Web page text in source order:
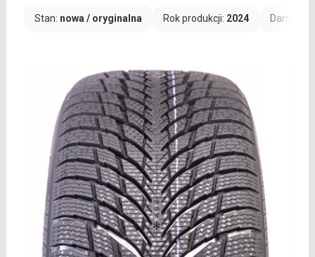
Stan: nowa / oryginalna Rok produkcji: 2024